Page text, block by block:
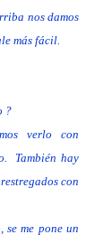
nos damos
más fácil.
?
verlo con
También hay
con
me pone un